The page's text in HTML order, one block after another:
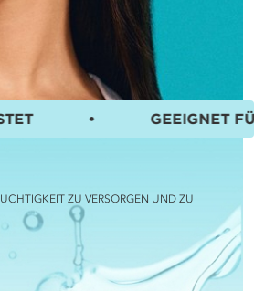
GEEIGNET FÜR ZU
ZU VERSORGEN UND ZU